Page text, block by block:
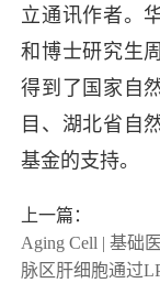
立通讯作者。
和博士研究生
得到了国家自
目、湖北省自
基金的支持。
上一篇：
Aging Cell | 基础
脉区肝细胞通过